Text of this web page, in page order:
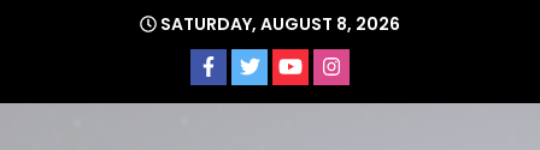
SATURDAY, AUGUST 8, 2026